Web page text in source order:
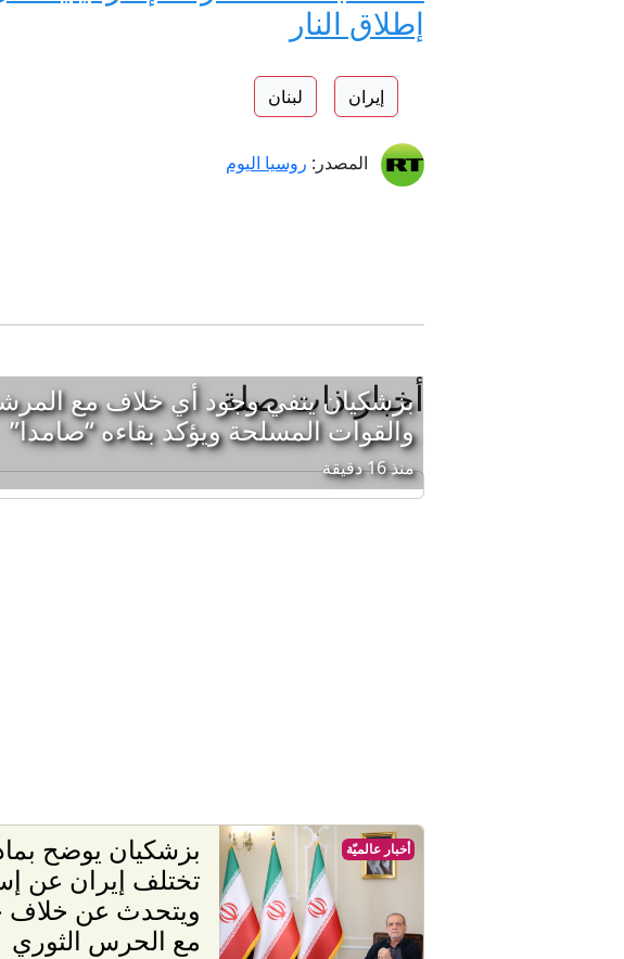
إطلاق النار
إيران لبنان
المصدر: روسيا اليوم
أخبار ذات صلة
بزشكيان ينفي وجود أي خلاف مع
والقوات المسلحة ويؤكد بقاءه “صامدا”
منذ 16 دقيقة
بزشكيان يوضح
تختلف إيران عن
ويتحدث عن خلاف
مع الحرس الثوري
أخبار عالميّة